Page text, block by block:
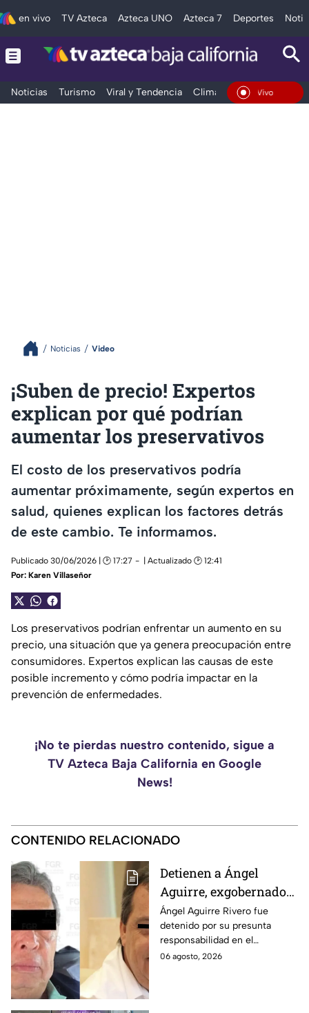
en vivo TV Azteca Azteca UNO Azteca 7 Deportes
Noticias Turismo Viral y Tendencia Clima Deportes
En Vivo
Noticias Video
¡Suben de precio! Expertos
explican por qué podrían
aumentar los preservativos
El costo de los preservativos podría
aumentar próximamente, según expertos en
salud, quienes explican los factores detrás
de este cambio. Te informamos.
Publicado 30/06/2026 | 🕑 17:27
| Actualizado 🕑 12:41
Por: Karen Villaseñor
Los preservativos podrían enfrentar un aumento en su
precio, una situación que ya genera preocupación entre
consumidores. Expertos explican las causas de este
posible incremento y cómo podría impactar en la
prevención de enfermedades.
¡No te pierdas nuestro contenido, sigue a
TV Azteca Baja California en Google
News!
CONTENIDO RELACIONADO
Detienen a Ángel
Aguirre, exgobernador
de Guerrero, por
presunto ocultamiento
de pruebas en caso
Ayotzinapa
Ángel Aguirre Rivero fue
detenido por su presunta
responsabilidad en el
ocultamiento de evidencias
06 agosto, 2026